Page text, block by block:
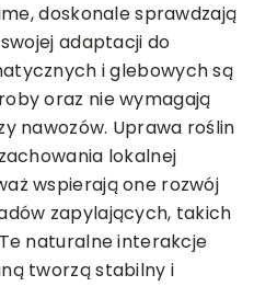
doskonale sprawdzają
adaptacji do
i glebowych są
oraz nie wymagają
nawozów. Uprawa roślin
lokalnej
wspierają one rozwój
zapylających, takich
naturalne interakcje
tworzą stabilny i